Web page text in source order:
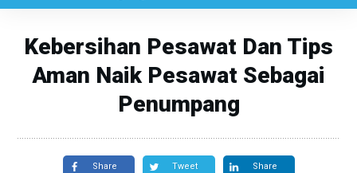
Kebersihan Pesawat Dan Tips
Aman Naik Pesawat Sebagai
Penumpang
Share Tweet Share